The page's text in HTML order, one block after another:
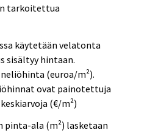
tarkoitettua
käytetään velatonta
sisältyy hintaan.
(euroa/m²).
ovat painotettuja
(€/m²)
pinta-ala (m²) lasketaan